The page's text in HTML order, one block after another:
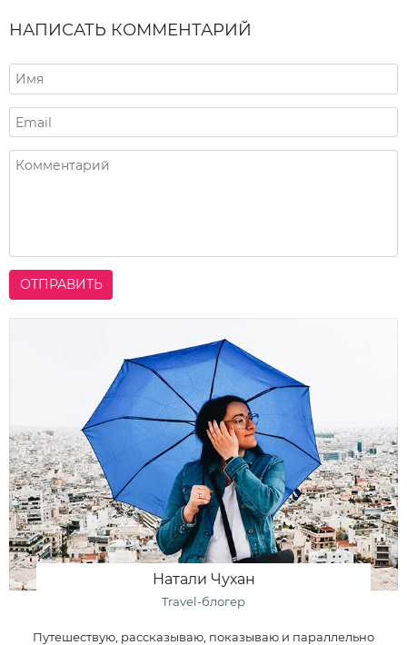
НАПИСАТЬ КОММЕНТАРИЙ
ОТПРАВИТЬ
Натали Чухан
Travel-блогер
Путешествую, рассказываю, показываю и параллельно